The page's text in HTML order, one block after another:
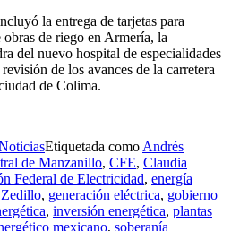
la entrega de tarjetas para
de riego en Armería, la
del nuevo hospital de especialidades
de los avances de la carretera
de Colima.
Etiquetada como Andrés
de Manzanillo, CFE, Claudia
Federal de Electricidad, energía
, generación eléctrica, gobierno
, inversión energética, plantas
mexicano, soberanía